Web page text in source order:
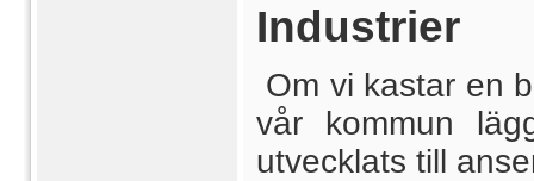
Industrier
Om vi kastar en
vår kommun
utvecklats till